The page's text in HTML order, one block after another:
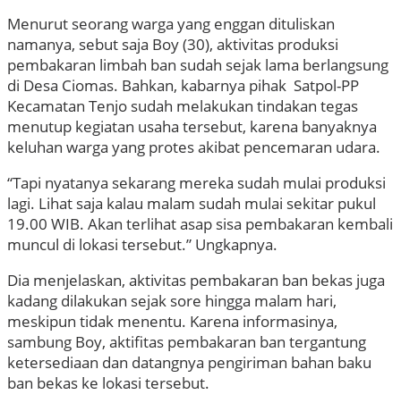
Menurut seorang warga yang enggan dituliskan
namanya, sebut saja Boy (30), aktivitas produksi
pembakaran limbah ban sudah sejak lama berlangsung
di Desa Ciomas. Bahkan, kabarnya pihak Satpol-PP
Kecamatan Tenjo sudah melakukan tindakan tegas
menutup kegiatan usaha tersebut, karena banyaknya
keluhan warga yang protes akibat pencemaran udara.
“Tapi nyatanya sekarang mereka sudah mulai produksi
lagi. Lihat saja kalau malam sudah mulai sekitar pukul
19.00 WIB. Akan terlihat asap sisa pembakaran kembali
muncul di lokasi tersebut.” Ungkapnya.
Dia menjelaskan, aktivitas pembakaran ban bekas juga
kadang dilakukan sejak sore hingga malam hari,
meskipun tidak menentu. Karena informasinya,
sambung Boy, aktifitas pembakaran ban tergantung
ketersediaan dan datangnya pengiriman bahan baku
ban bekas ke lokasi tersebut.